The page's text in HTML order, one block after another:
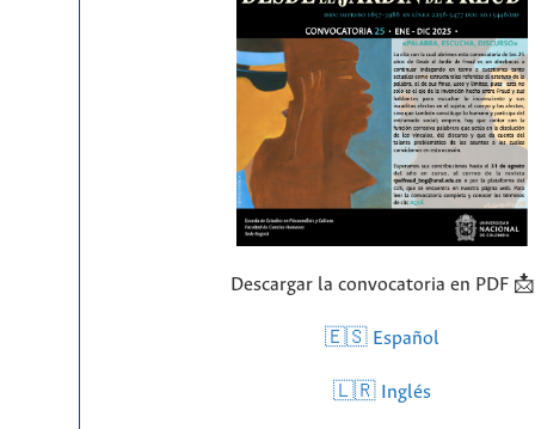
Descargar la convocatoria en PDF 📩
🇪🇸 Español
🇱🇷 Inglés